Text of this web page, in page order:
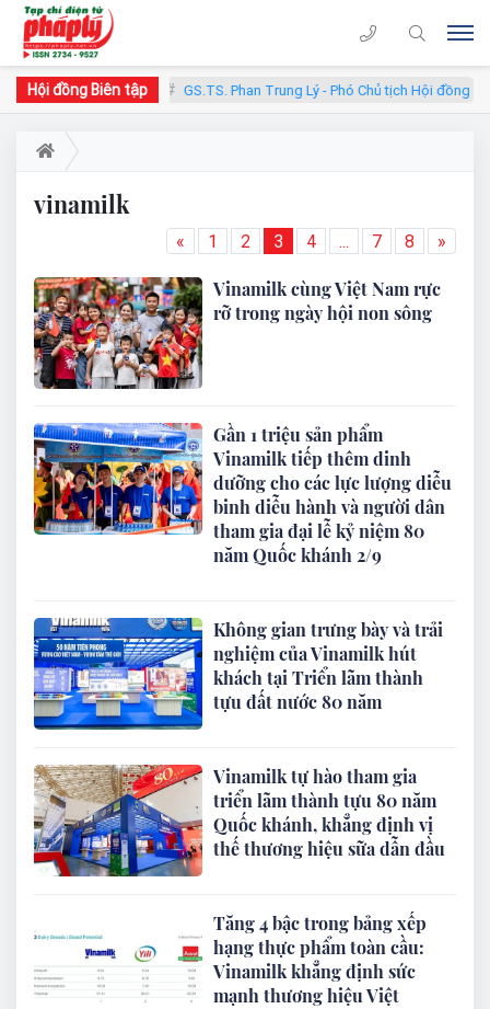
Hội đồng Biên tập
tịch Hội đồng GS.TS. Phan Trung Lý - Phó Chủ tịch Hội đồng
vinamilk
« 1 2 3 4 ... 7 8 »
Vinamilk cùng Việt Nam rực
rỡ trong ngày hội non sông
Gần 1 triệu sản phẩm
Vinamilk tiếp thêm dinh
dưỡng cho các lực lượng diễu
binh diễu hành và người dân
tham gia đại lễ kỷ niệm 80
năm Quốc khánh 2/9
Không gian trưng bày và trải
nghiệm của Vinamilk hút
khách tại Triển lãm thành
tựu đất nước 80 năm
Vinamilk tự hào tham gia
triển lãm thành tựu 80 năm
Quốc khánh, khẳng định vị
thế thương hiệu sữa dẫn đầu
Tăng 4 bậc trong bảng xếp
hạng thực phẩm toàn cầu:
Vinamilk khẳng định sức
mạnh thương hiệu Việt